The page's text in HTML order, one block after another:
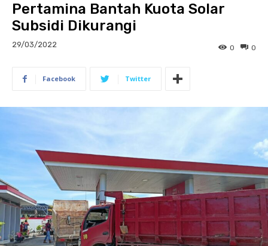
Pertamina Bantah Kuota Solar
Subsidi Dikurangi
29/03/2022 0
0
Facebook Twitter